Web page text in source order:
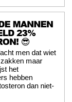
MANNEN
23%
😎
men dat wiet
maar
het
hebben
dan niet-